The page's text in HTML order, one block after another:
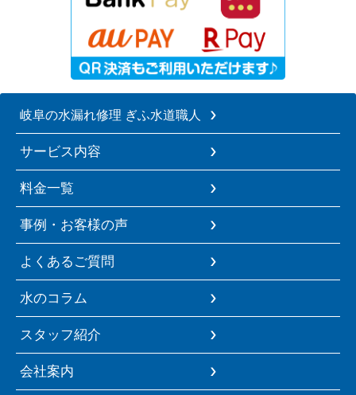
岐阜の水漏れ修理 ぎふ水道職人
サービス内容
料金一覧
事例・お客様の声
よくあるご質問
水のコラム
スタッフ紹介
会社案内